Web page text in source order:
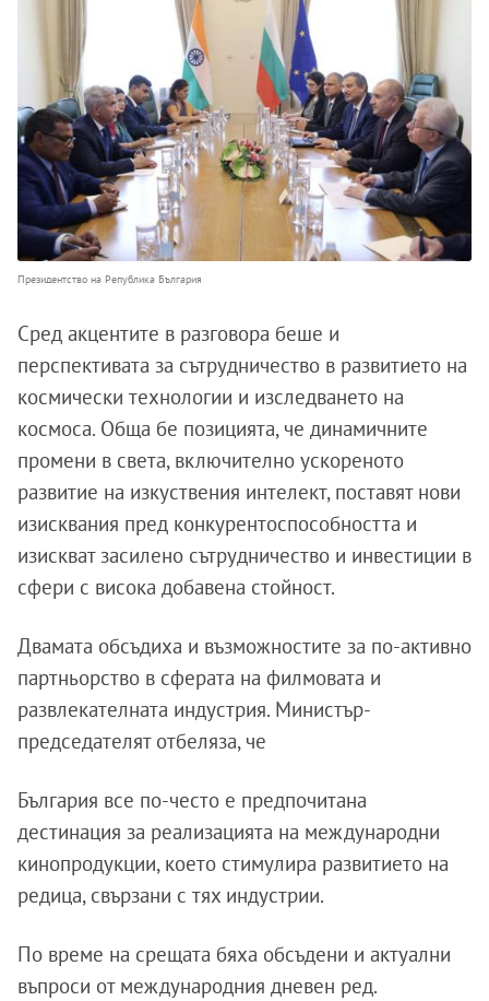
Президентство на Република България
Сред акцентите в разговора беше и
перспективата за сътрудничество в развитието на
космически технологии и изследването на
космоса. Обща бе позицията, че динамичните
промени в света, включително ускореното
развитие на изкуствения интелект, поставят нови
изисквания пред конкурентоспособността и
изискват засилено сътрудничество и инвестиции в
сфери с висока добавена стойност.
Двамата обсъдиха и възможностите за по-активно
партньорство в сферата на филмовата и
развлекателната индустрия. Министър-
председателят отбеляза, че
България все по-често е предпочитана
дестинация за реализацията на международни
кинопродукции, което стимулира развитието на
редица, свързани с тях индустрии.
По време на срещата бяха обсъдени и актуални
въпроси от международния дневен ред.